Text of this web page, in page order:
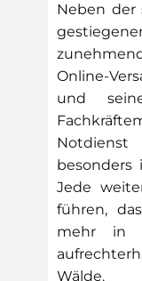
Neben der
Online-
und
besonders
Jede
führen,
mehr in
Wälde.